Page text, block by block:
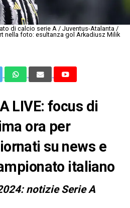
di calcio serie A / Juventus-Atalanta /
nella foto: esultanza gol Arkadiusz Milik
LIVE: focus di
ora per
su news e
italiano
notizie Serie A